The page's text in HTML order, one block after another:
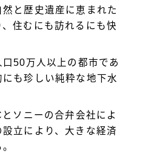
と歴史遺産に恵まれた
住むにも訪れるにも快
50万人以上の都市であ
にも珍しい純粋な地下水
ソニーの合弁会社によ
立により、大きな経済